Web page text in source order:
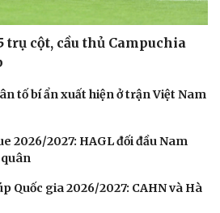
trụ cột, cầu thủ Campuchia
tố bí ẩn xuất hiện ở trận Việt Nam
2026/2027: HAGL đối đầu Nam
Quốc gia 2026/2027: CAHN và Hà